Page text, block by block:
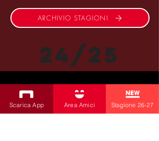
ARCHIVIO STAGIONI
24/25
SUBSCRIBE TO THE NEWSLETTER
Scarica App Area Amici Stagione 26-27